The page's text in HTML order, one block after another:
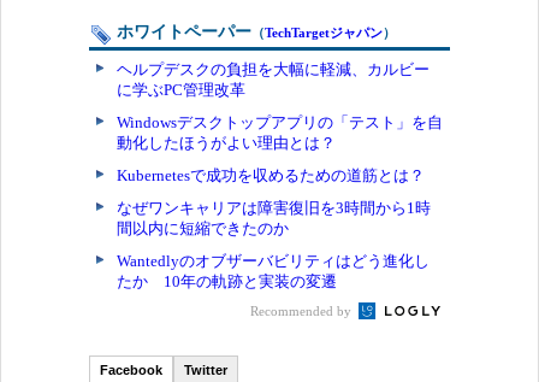
ホワイトペーパー （TechTargetジャパン）
ヘルプデスクの負担を大幅に軽減、カルビー
に学ぶPC管理改革
Windowsデスクトップアプリの「テスト」を自
動化したほうがよい理由とは？
Kubernetesで成功を収めるための道筋とは？
なぜワンキャリアは障害復旧を3時間から1時
間以内に短縮できたのか
Wantedlyのオブザーバビリティはどう進化し
たか 10年の軌跡と実装の変遷
Recommended by
Facebook Twitter